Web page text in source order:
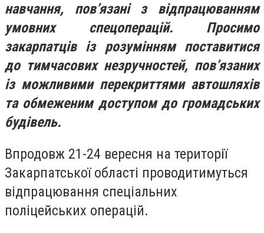
навчання, пов’язані з відпрацюванням
умовних спецоперацій. Просимо
закарпатців із розумінням поставитися
до тимчасових незручностей, пов’язаних
із можливими перекриттями автошляхів
та обмеженим доступом до громадських
будівель.
Впродовж 21-24 вересня на території
Закарпатської області проводитимуться
відпрацювання спеціальних
поліцейських операцій.